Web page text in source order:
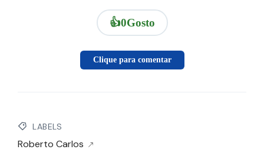
👍0Gosto
Clique para comentar
LABELS
Roberto Carlos